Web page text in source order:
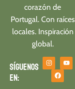
corazón de
Portugal. Con raíces
locales. Inspiración
global.
Síguenos
en: